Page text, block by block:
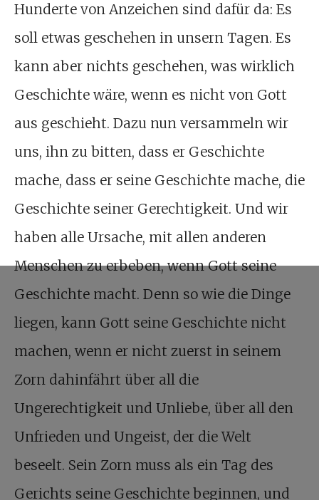
Hunderte von Anzeichen sind dafür da: Es
soll etwas geschehen in unsern Tagen. Es
kann aber nichts geschehen, was wirklich
Geschichte wäre, wenn es nicht von Gott
aus geschieht. Dazu nun versammeln wir
uns, ihn zu bitten, dass er Geschichte
mache, dass er seine Geschichte mache, die
Geschichte seiner Gerechtigkeit. Und wir
haben alle Ursache, mit allen anderen
Menschen zu erbeben, wenn Gott seine
Geschichte macht. Denn so wie die Dinge
liegen, kann Gott seine Geschichte nicht
machen, wenn er nicht zuerst in seinem
Zorn dahinfährt über all die
Ungerechtigkeit und Unliebe, über all den
Unfrieden und Ungeist, der die Welt
beseelt. Sein Zorn muss als ein Tag des
Gerichts seine Geschichte beginnen, und